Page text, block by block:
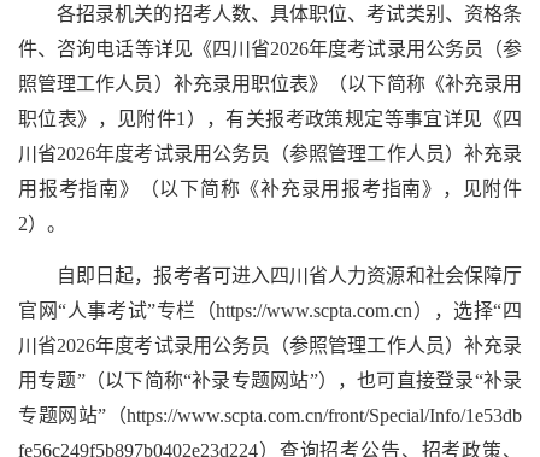
各招录机关的招考人数、具体职位、考试类别、资格条
件、咨询电话等详见《四川省2026年度考试录用公务员（参
照管理工作人员）补充录用职位表》（以下简称《补充录用
职位表》，见附件1），有关报考政策规定等事宜详见《四
川省2026年度考试录用公务员（参照管理工作人员）补充录
用报考指南》（以下简称《补充录用报考指南》，见附件
2）。
自即日起，报考者可进入四川省人力资源和社会保障厅
官网“人事考试”专栏（https://www.scpta.com.cn），选择“四
川省2026年度考试录用公务员（参照管理工作人员）补充录
用专题”（以下简称“补录专题网站”），也可直接登录“补录
专题网站”（https://www.scpta.com.cn/front/Special/Info/1e53db
fe56c249f5b897b0402e23d224）查询招考公告、招考政策、